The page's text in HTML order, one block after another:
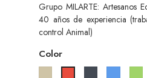
Grupo MILARTE: Artesanos
40 años de experiencia
control Animal)
Color